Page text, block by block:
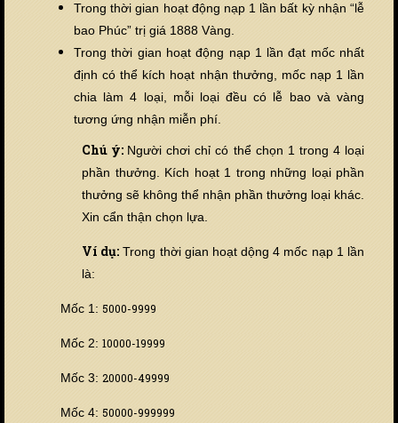
Trong thời gian hoạt động nạp 1 lần bất kỳ nhận “lễ
bao Phúc” trị giá 1888 Vàng.
Trong thời gian hoạt động nạp 1 lần đạt mốc nhất
định có thể kích hoạt nhận thưởng, mốc nạp 1 lần
chia làm 4 loại, mỗi loại đều có lễ bao và vàng
tương ứng nhận miễn phí.
Chú ý: Người chơi chỉ có thể chọn 1 trong 4 loại
phần thưởng. Kích hoạt 1 trong những loại phần
thưởng sẽ không thể nhận phần thưởng loại khác.
Xin cẩn thận chọn lựa.
Ví dụ: Trong thời gian hoạt dộng 4 mốc nạp 1 lần
là:
Mốc 1: 5000-9999
Mốc 2: 10000-19999
Mốc 3: 20000-49999
Mốc 4: 50000-999999